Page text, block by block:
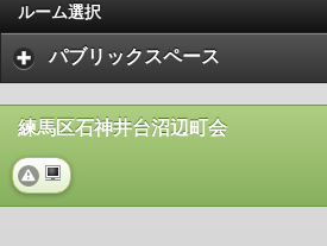
ルーム選択
パブリックスペース
練馬区石神井台沼辺町会